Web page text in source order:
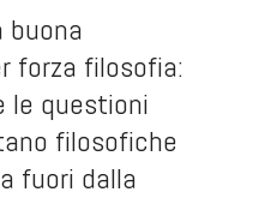
buona
forza filosofia:
le questioni
filosofiche
fuori dalla